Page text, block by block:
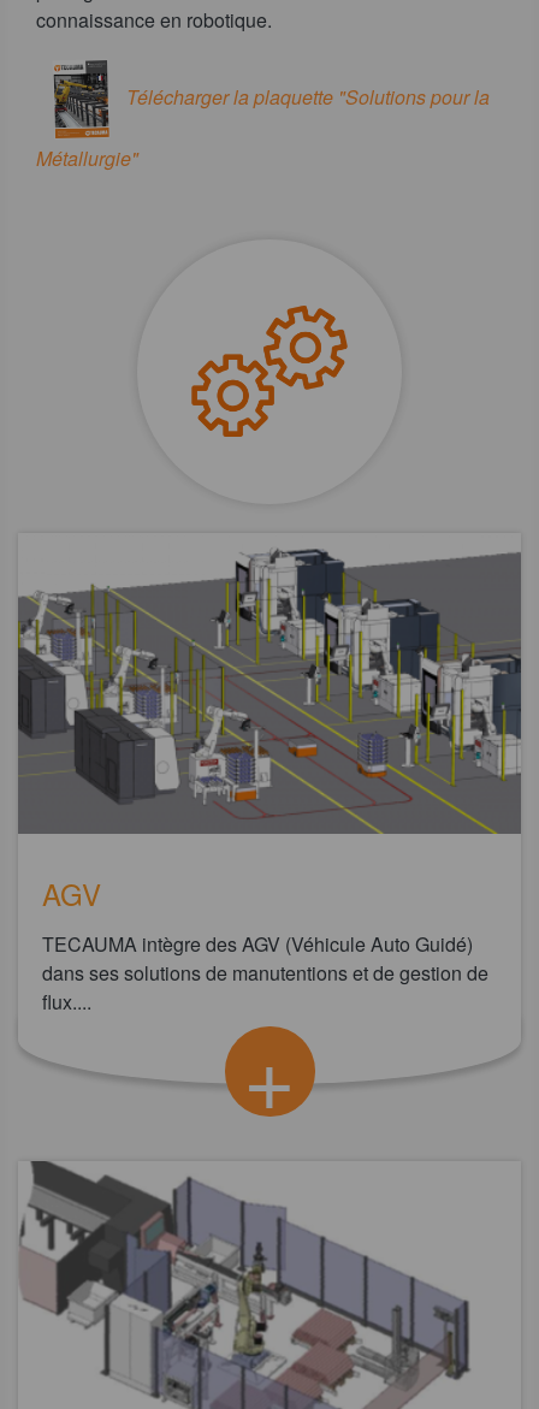
connaissance en robotique.
Télécharger la plaquette "Solutions pour la
Métallurgie"
AGV
TECAUMA intègre des AGV (Véhicule Auto Guidé)
dans ses solutions de manutentions et de gestion de
flux....
+